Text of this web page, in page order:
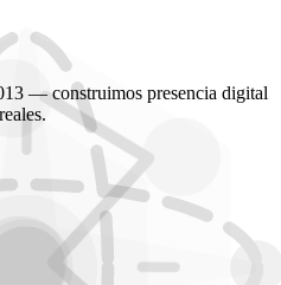
— construimos presencia digital